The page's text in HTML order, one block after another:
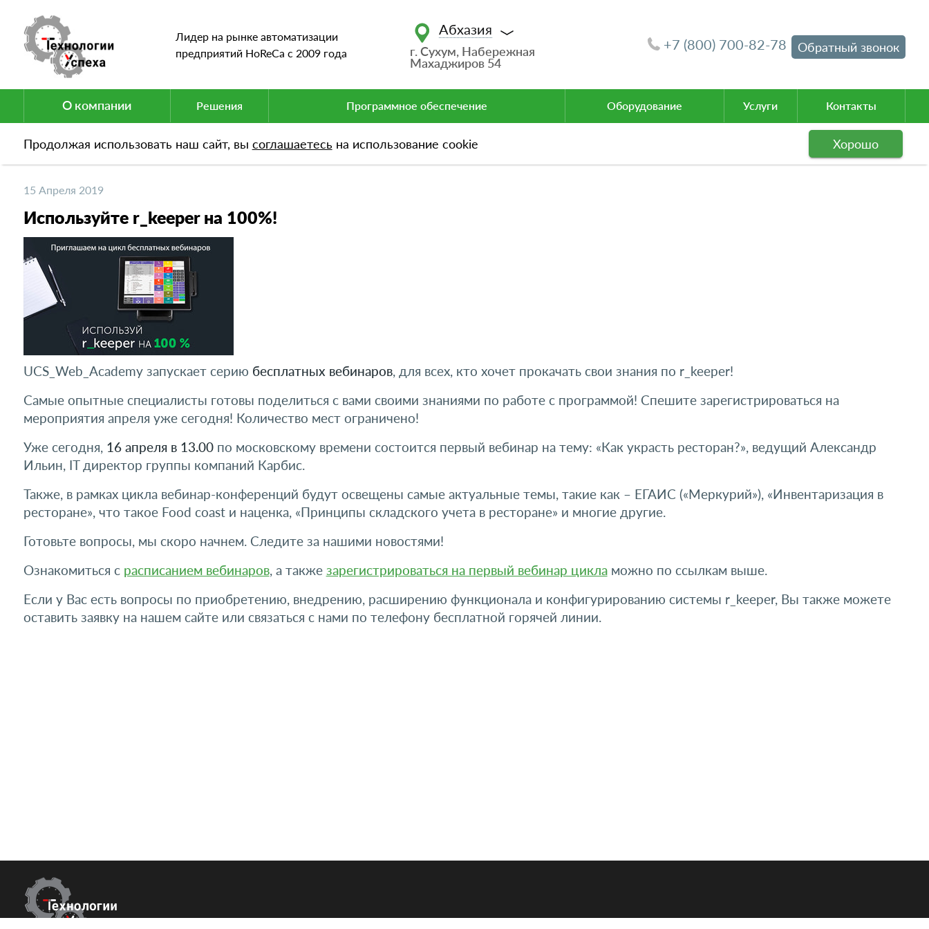
Лидер на рынке автоматизации
предприятий HoReCa c 2009 года
Абхазия
г. Сухум, Набережная
Махаджиров 54
+7 (800) 700-82-78 Обратный звонок
О компании Решения Программное обеспечение Оборудование Услуги Контакты
Продолжая использовать наш сайт, вы соглашаетесь на использование cookie Хорошо
Новости Используйте r_keeper на 100%!
15 Апреля 2019
Используйте r_keeper на 100%!
UCS_Web_Academy запускает серию бесплатных вебинаров, для всех, кто хочет прокачать свои знания по r_keeper!
Самые опытные специалисты готовы поделиться с вами своими знаниями по работе с программой! Спешите зарегистрироваться на
мероприятия апреля уже сегодня! Количество мест ограничено!
Уже сегодня, 16 апреля в 13.00по московскому времени состоится первый вебинар на тему: «Как украсть ресторан?», ведущий Александр
Ильин, IT директор группы компаний Карбис.
Также, в рамках цикла вебинар-конференций будут освещены самые актуальные темы, такие как – ЕГАИС («Меркурий»), «Инвентаризация в
ресторане», что такое Food coast и наценка, «Принципы складского учета в ресторане» и многие другие.
Готовьте вопросы, мы скоро начнем. Следите за нашими новостями!
Ознакомиться с расписанием вебинаров, а также зарегистрироваться на первый вебинар цикламожно по ссылкам выше.
Если у Вас есть вопросы по приобретению, внедрению, расширению функционала и конфигурированию системы r_keeper, Вы также можете
оставить заявку на нашем сайте или связаться с нами по телефону бесплатной горячей линии.